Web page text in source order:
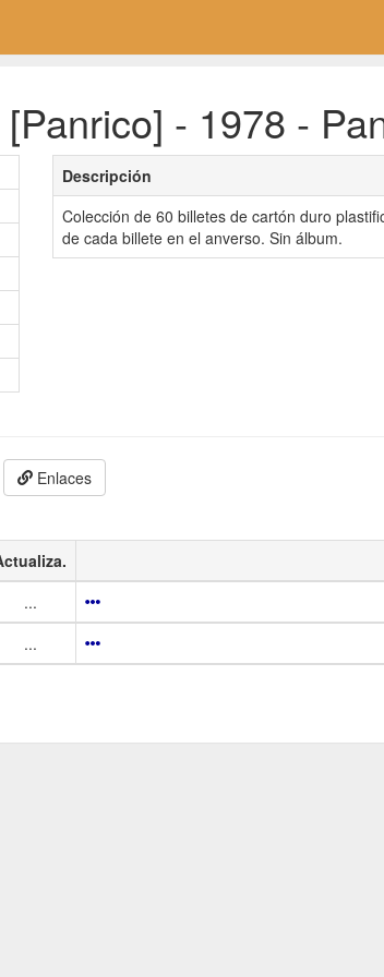
- 1978 -
Descripción
Colección de 60 billetes de cartón duro
de cada billete en el anverso. Sin álbum.
Enlaces
...
...